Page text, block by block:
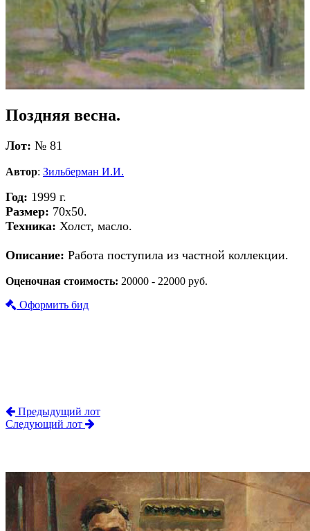
Поздняя весна.
Лот: № 81
Автор: Зильберман И.И.
Год: 1999 г.
Размер: 70х50.
Техника: Холст, масло.
Описание: Работа поступила из частной коллекции.
Оценочная стоимость: 20000 - 22000 руб.
Оформить бид
Предыдущий лот
Следующий лот